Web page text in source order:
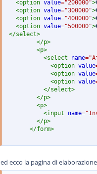
<option value="200000">
<option value="300000">
<option value="400000">
<option value="500000">
</select>
</p>
<p>
<select name="
<option value
<option value
<option value
</select>
</p>
<p>
<input name="
</p>
</form>
ed ecco la pagina di